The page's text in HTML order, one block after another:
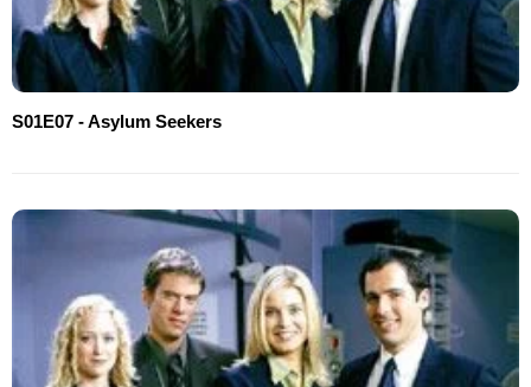
S01E07 - Asylum Seekers